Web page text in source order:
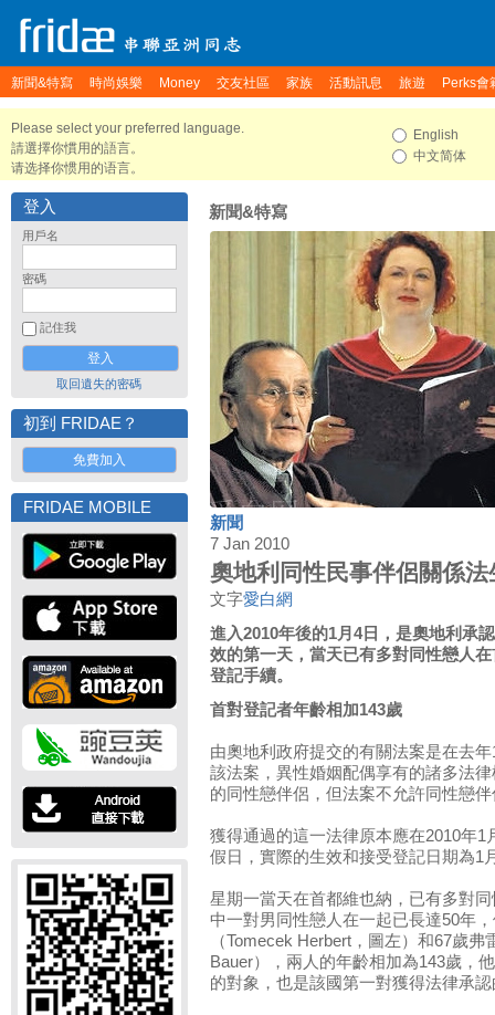
新聞&特寫 時尚娛樂 Money 交友社區 家族 活動訊息 旅遊 Perks會
Please select your preferred language.
請選擇你慣用的語言。
请选择你惯用的语言。
English
中文简体
登入
用戶名
密碼
記住我
取回遺失的密碼
初到 FRIDAE？
免費加入
FRIDAE MOBILE
新聞&特寫
新聞
7 Jan 2010
奧地利同性民事伴侶關係法
文字愛白網
進入2010年後的1月4日，是奧地利承
效的第一天，當天已有多對同性戀人
登記手續。
首對登記者年齡相加143歲
由奧地利政府提交的有關法案是在去
該法案，異性婚姻配偶享有的諸多法
的同性戀伴侶，但法案不允許同性戀
獲得通過的這一法律原本應在2010年
假日，實際的生效和接受登記日期為1
星期一當天在首都維也納，已有多對
中一對男同性戀人在一起已長達50年
（Tomecek Herbert，圖左）和67歲弗
Bauer），兩人的年齡相加為143歲，
的對象，也是該國第一對獲得法律承